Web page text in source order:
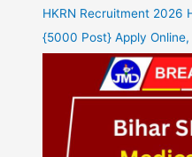
HKRN Recruitment 2026
{5000 Post} Apply